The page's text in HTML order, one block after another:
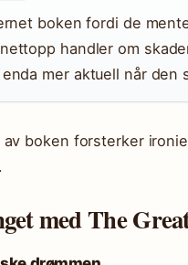
boken fordi de
handler om
mer aktuell når den
av boken forsterker
med The